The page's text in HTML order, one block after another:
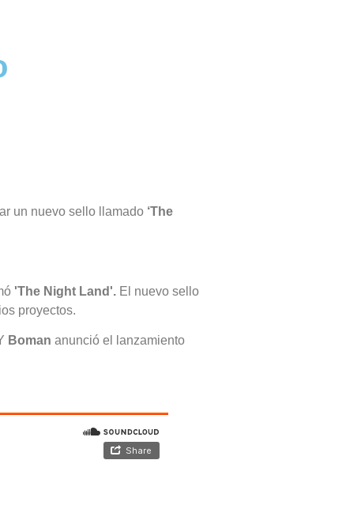
un nuevo sello llamado ‘The
'The Night Land'. El nuevo sello
proyectos.
Boman anunció el lanzamiento